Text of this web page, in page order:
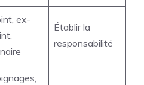
ex-
Établir la
responsabilité